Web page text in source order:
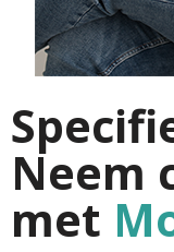
Neem
met